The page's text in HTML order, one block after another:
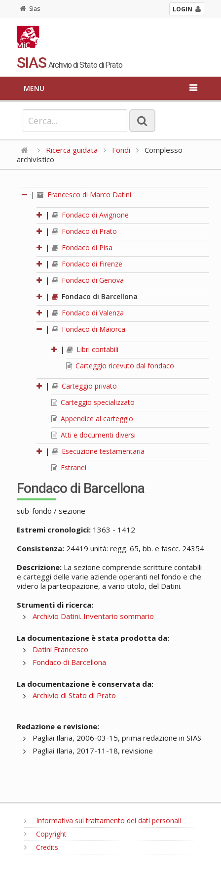
Sias LOGIN
SIAS Archivio di Stato di Prato
MENU
Ricerca guidata Fondi
Complesso
archivistico
| Francesco di Marco Datini
|
Fondaco di Avignone
|
Fondaco di Prato
|
Fondaco di Pisa
|
Fondaco di Firenze
|
Fondaco di Genova
|
Fondaco di Barcellona
|
Fondaco di Valenza
|
Fondaco di Maiorca
|
Libri contabili
Carteggio ricevuto dal fondaco
|
Carteggio privato
Carteggio specializzato
Appendice al carteggio
Atti e documenti diversi
|
Esecuzione testamentaria
Estranei
Fondaco di Barcellona
sub-fondo / sezione
Estremi cronologici:1363 - 1412
Consistenza:24419 unità: regg. 65, bb. e fascc. 24354
Descrizione:La sezione comprende scritture contabili
e carteggi delle varie aziende operanti nel fondo e che
videro la partecipazione, a vario titolo, del Datini.
Strumenti di ricerca:
Archivio Datini. Inventario sommario
La documentazione è stata prodotta da:
Datini Francesco
Fondaco di Barcellona
La documentazione è conservata da:
Archivio di Stato di Prato
Redazione e revisione:
Pagliai Ilaria, 2006-03-15, prima redazione in SIAS
Pagliai Ilaria, 2017-11-18, revisione
Informativa sul trattamento dei dati personali
Copyright
Credits